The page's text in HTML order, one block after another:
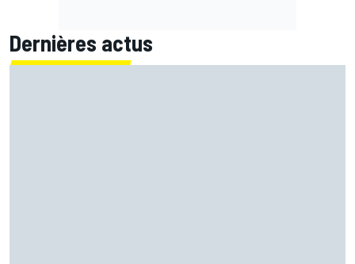
Dernières actus